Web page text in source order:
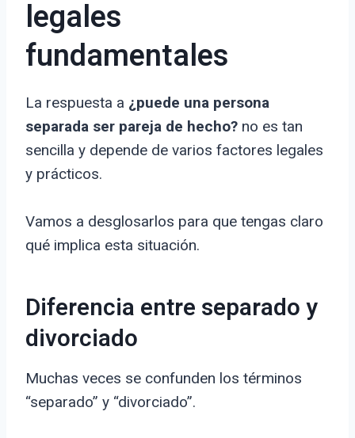
legales
fundamentales
La respuesta a ¿puede una persona
separada ser pareja de hecho? no es tan
sencilla y depende de varios factores legales
y prácticos.
Vamos a desglosarlos para que tengas claro
qué implica esta situación.
Diferencia entre separado y
divorciado
Muchas veces se confunden los términos
“separado” y “divorciado”.